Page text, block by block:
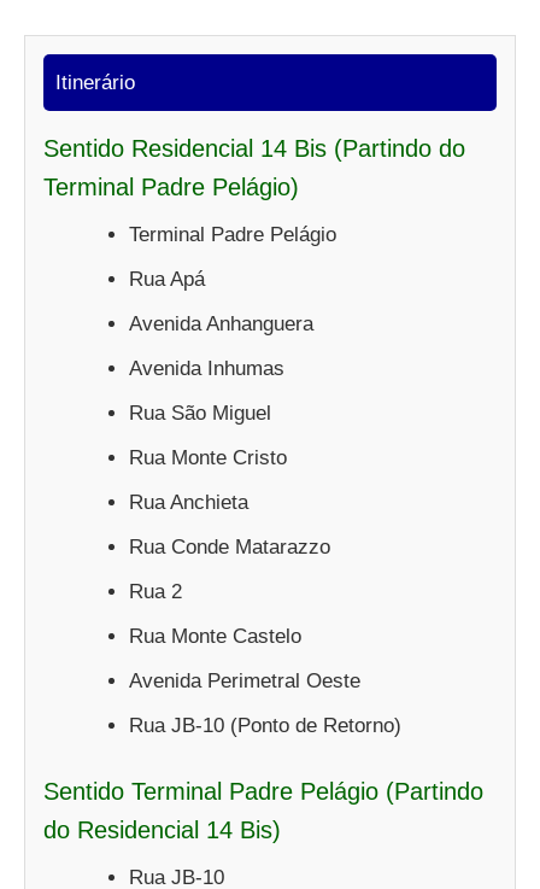
Itinerário
Sentido Residencial 14 Bis (Partindo do
Terminal Padre Pelágio)
Terminal Padre Pelágio
Rua Apá
Avenida Anhanguera
Avenida Inhumas
Rua São Miguel
Rua Monte Cristo
Rua Anchieta
Rua Conde Matarazzo
Rua 2
Rua Monte Castelo
Avenida Perimetral Oeste
Rua JB-10 (Ponto de Retorno)
Sentido Terminal Padre Pelágio (Partindo
do Residencial 14 Bis)
Rua JB-10